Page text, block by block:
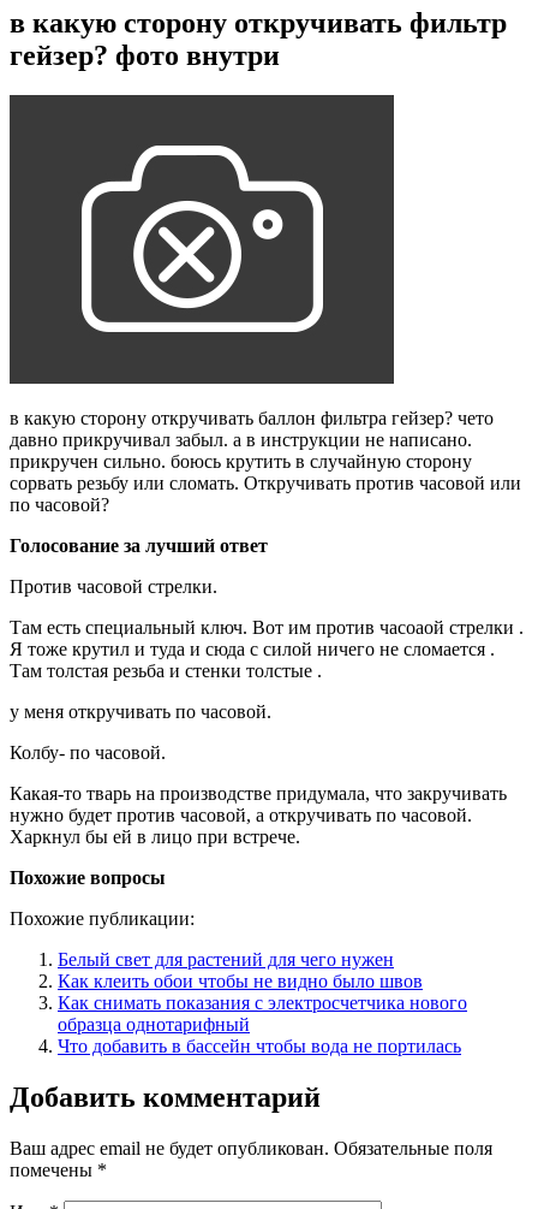
в какую сторону откручивать фильтр
гейзер? фото внутри
в какую сторону откручивать баллон фильтра гейзер? чето
давно прикручивал забыл. а в инструкции не написано.
прикручен сильно. боюсь крутить в случайную сторону
сорвать резьбу или сломать. Откручивать против часовой или
по часовой?
Голосование за лучший ответ
Против часовой стрелки.
Там есть специальный ключ. Вот им против часоаой стрелки .
Я тоже крутил и туда и сюда с силой ничего не сломается .
Там толстая резьба и стенки толстые .
у меня откручивать по часовой.
Колбу- по часовой.
Какая-то тварь на производстве придумала, что закручивать
нужно будет против часовой, а откручивать по часовой.
Харкнул бы ей в лицо при встрече.
Похожие вопросы
Похожие публикации:
Белый свет для растений для чего нужен
Как клеить обои чтобы не видно было швов
Как снимать показания с электросчетчика нового
образца однотарифный
Что добавить в бассейн чтобы вода не портилась
Добавить комментарий
Ваш адрес email не будет опубликован. Обязательные поля
помечены *